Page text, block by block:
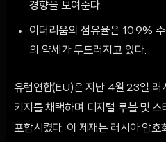
경향을 보여준다.
이더리움의 점유율은 10.9%
의 약세가 두드러지고 있다.
유럽연합(EU)은 지난 4월 23일 러
키지를 채택하며 디지털 루블 및
포함시켰다. 이 제재는 러시아 암